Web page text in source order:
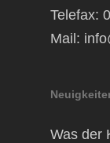
Telefax:
Mail:
Was der